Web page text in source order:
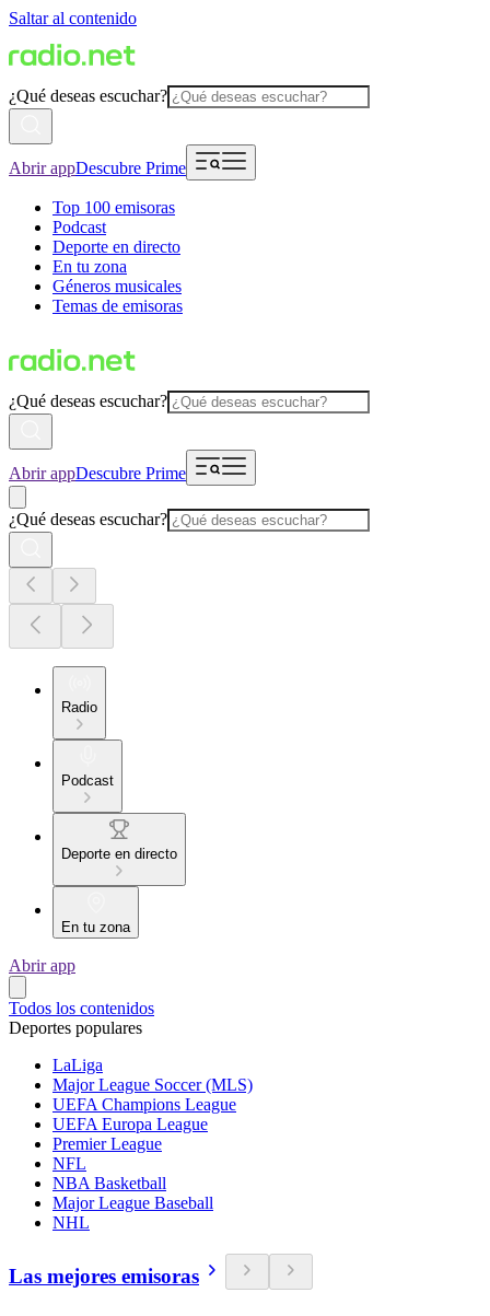
Saltar al contenido
¿Qué deseas escuchar?
Abrir appDescubre Prime
Top 100 emisoras
Podcast
Deporte en directo
En tu zona
Géneros musicales
Temas de emisoras
¿Qué deseas escuchar?
Abrir appDescubre Prime
¿Qué deseas escuchar?
Radio
Podcast
Deporte en directo
En tu zona
Abrir app
Todos los contenidos
Deportes populares
LaLiga
Major League Soccer (MLS)
UEFA Champions League
UEFA Europa League
Premier League
NFL
NBA Basketball
Major League Baseball
NHL
Las mejores emisoras